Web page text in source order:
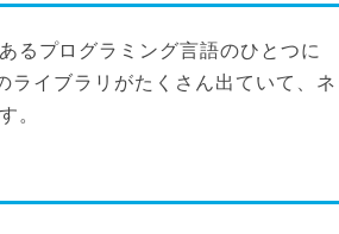
るプログラミング言語のひとつに
ライブラリがたくさん出ていて、
。